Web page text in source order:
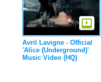
Avril Lavigne - Official
'Alice (Underground)'
Music Video (HQ)